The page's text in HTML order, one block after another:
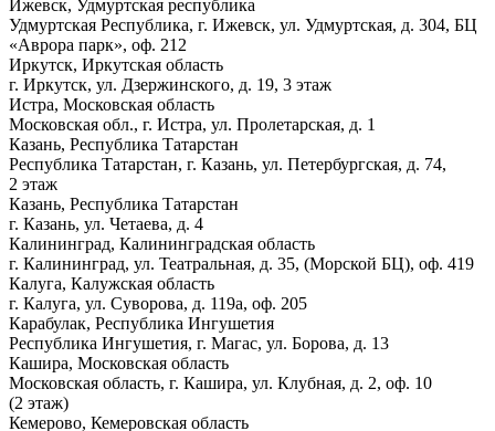
Ижевск, Удмуртская республика
Удмуртская Республика, г. Ижевск, ул. Удмуртская, д. 304, БЦ
«Аврора парк», оф. 212
Иркутск, Иркутская область
г. Иркутск, ул. Дзержинского, д. 19, 3 этаж
Истра, Московская область
Московская обл., г. Истра, ул. Пролетарская, д. 1
Казань, Республика Татарстан
Республика Татарстан, г. Казань, ул. Петербургская, д. 74,
2 этаж
Казань, Республика Татарстан
г. Казань, ул. Четаева, д. 4
Калининград, Калининградская область
г. Калининград, ул. Театральная, д. 35, (Морской БЦ), оф. 419
Калуга, Калужская область
г. Калуга, ул. Суворова, д. 119а, оф. 205
Карабулак, Республика Ингушетия
Республика Ингушетия, г. Магас, ул. Борова, д. 13
Кашира, Московская область
Московская область, г. Кашира, ул. Клубная, д. 2, оф. 10
(2 этаж)
Кемерово, Кемеровская область